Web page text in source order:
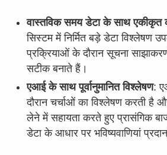
वास्तविक समय डेटा के साथ एकीकृत
सिस्टम में निर्मित बड़े डेटा विश्लेषण
प्रक्रियाओं के दौरान सूचना
सटीक बनाते हैं।
एआई के साथ पूर्वानुमानित विश्लेषण:
दौरान चर्चाओं का विश्लेषण करती है
लेने में सहायता करते हुए प्रासंगिक
डेटा के आधार पर भविष्यवाणियां